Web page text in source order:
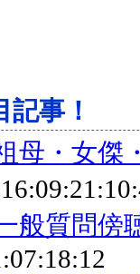
事！
母・女傑
般質問傍